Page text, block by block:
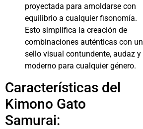
proyectada para amoldarse con
equilibrio a cualquier fisonomía.
Esto simplifica la creación de
combinaciones auténticas con un
sello visual contundente, audaz y
moderno para cualquier género.
Características del
Kimono Gato
Samurai: